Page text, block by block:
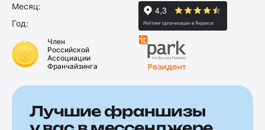
Месяц:
Год:
Член
Российской
Ассоциации
Франчайзинга
Лучшие франшизы